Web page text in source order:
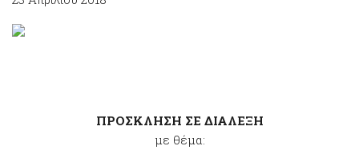
ΠΡΟΣΚΛΗΣΗ ΣΕ ΔΙΑΛΕΞΗ
με θέμα: